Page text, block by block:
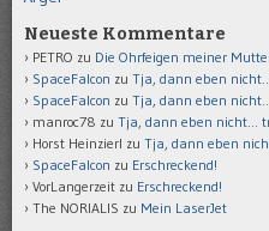
Neueste Kommentare
PETRO zu Die Ohrfeigen meiner
SpaceFalcon zu Tja, dann eben
SpaceFalcon zu Tja, dann eben
manroc78 zu Tja, dann eben nicht…
Horst Heinzierl zu Tja, dann eben
SpaceFalcon zu Erschreckend!
VorLangerzeit zu Erschreckend!
The NORIALIS zu Mein LaserJet